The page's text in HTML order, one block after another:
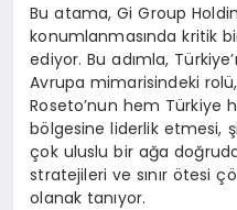
Bu atama, Gi Group
konumlanmasında kritik
ediyor. Bu adımla,
Avrupa mimarisindeki
Roseto’nun hem Türkiye
bölgesine liderlik etmesi,
çok uluslu bir ağa
stratejileri ve sınır ötesi
olanak tanıyor.